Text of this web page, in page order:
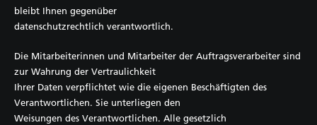
bleibt Ihnen gegenüber
datenschutzrechtlich verantwortlich.
Die Mitarbeiterinnen und Mitarbeiter der Auftragsverarbeiter sind
zur Wahrung der Vertraulichkeit
Ihrer Daten verpflichtet wie die eigenen Beschäftigten des
Verantwortlichen. Sie unterliegen den
Weisungen des Verantwortlichen. Alle gesetzlich